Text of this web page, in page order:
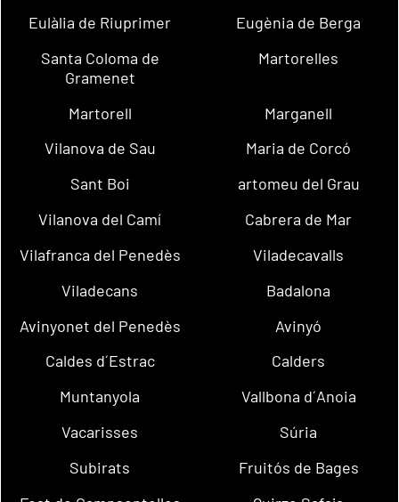
Eulàlia de Riuprimer
Eugènia de Berga
Santa Coloma de
Gramenet
Martorelles
Martorell
Marganell
Vilanova de Sau
Maria de Corcó
Sant Boi
artomeu del Grau
Vilanova del Camí
Cabrera de Mar
Vilafranca del Penedès
Viladecavalls
Viladecans
Badalona
Avinyonet del Penedès
Avinyó
Caldes d´Estrac
Calders
Muntanyola
Vallbona d´Anoia
Vacarisses
Súria
Subirats
Fruitós de Bages